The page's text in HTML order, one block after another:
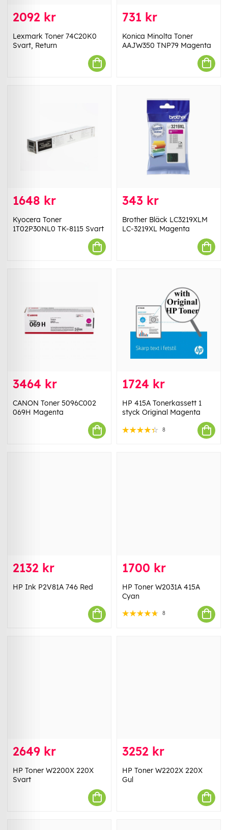
2092 kr
Lexmark Toner 74C20K0
Svart, Return
731 kr
Konica Minolta Toner
AAJW350 TNP79 Magenta
1648 kr
Kyocera Toner
1T02P30NL0 TK-8115 Svart
343 kr
Brother Bläck LC3219XLM
LC-3219XL Magenta
3464 kr
CANON Toner 5096C002
069H Magenta
1724 kr
HP 415A Tonerkassett 1
styck Original Magenta
8
2132 kr
HP Ink P2V81A 746 Red
1700 kr
HP Toner W2031A 415A
Cyan
8
2649 kr
HP Toner W2200X 220X
Svart
3252 kr
HP Toner W2202X 220X
Gul